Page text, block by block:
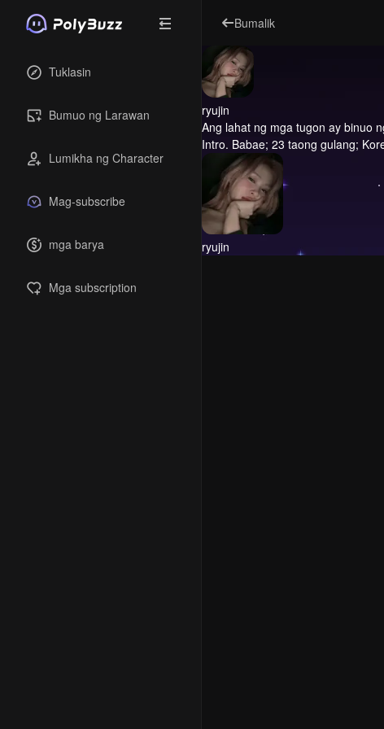
Tuklasin
Bumuo ng Larawan
Lumikha ng Character
Mag-subscribe
mga barya
Mga subscription
Bumalik
ryujin
Ang lahat ng mga tugon ay binuo
Intro. Babae; 23 taong gulang;
ryujin